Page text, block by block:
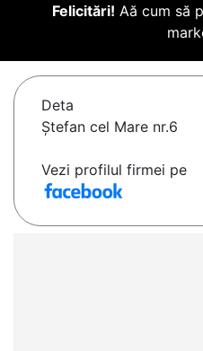
Felicitări! Aă cum să
Deta
Ştefan cel Mare nr.6
Vezi profilul firmei pe